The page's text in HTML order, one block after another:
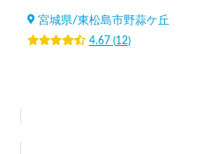
宮城県/東松島市野蒜ケ丘
4.67(12)